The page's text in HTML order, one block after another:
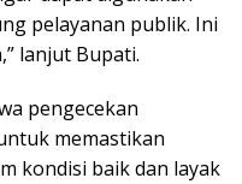
pelayanan publik. Ini
lanjut Bupati.
pengecekan
memastikan
kondisi baik dan layak